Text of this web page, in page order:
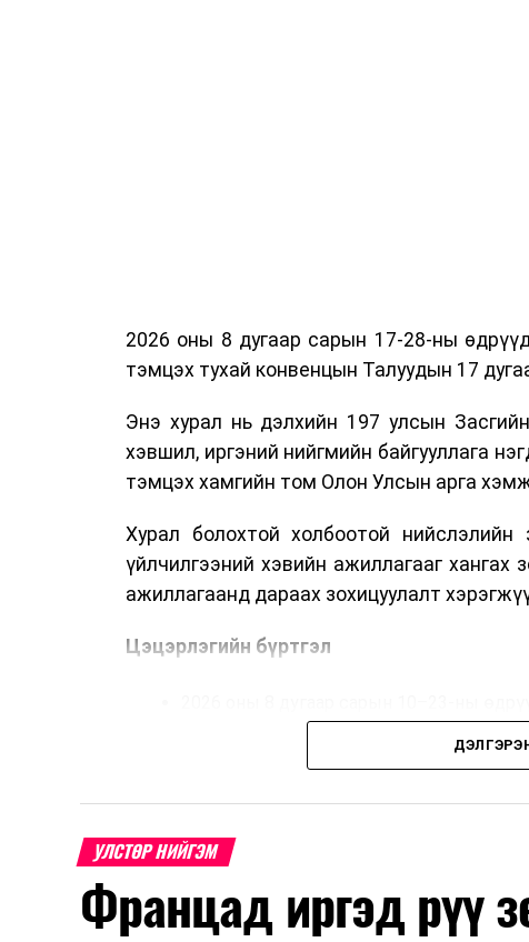
2026 оны 8 дугаар сарын 17-28-ны
тэмцэх тухай конвенцын Талуудын 17
Энэ хурал нь дэлхийн 197 улсын
хэвшил, иргэний нийгмийн байгууллага
тэмцэх хамгийн том Олон Улсын арга
Хурал болохтой холбоотой
үйлчилгээний хэвийн ажиллагааг хангах
ажиллагаанд дараах зохицуулалт
Цэцэрлэгийн бүртгэл
2026 оны 8 дугаар сарын 17–28-ны
Энэ хугацаанд хүүхэд бүртгэх
УЛСТӨР НИЙГЭМ
Францад иргэд рүү